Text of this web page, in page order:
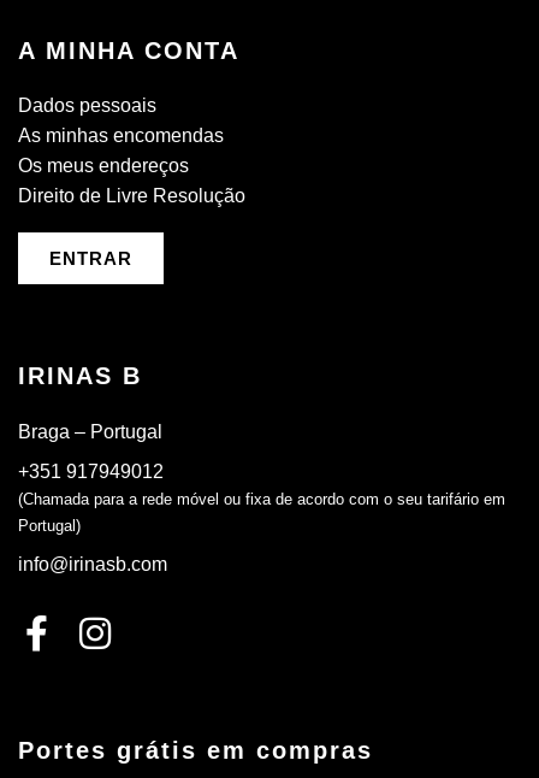
A MINHA CONTA
Dados pessoais
As minhas encomendas
Os meus endereços
Direito de Livre Resolução
ENTRAR
IRINAS B
Braga – Portugal
+351 917949012
(Chamada para a rede móvel ou fixa de acordo com o seu tarifário em
Portugal)
info@irinasb.com
Portes grátis em compras